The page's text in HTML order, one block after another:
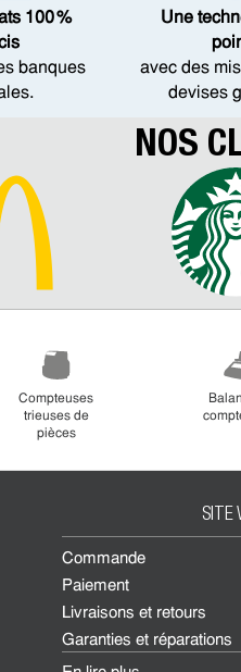
100 %
banques
Une
avec des
devises
NOS
Compteuses
trieuses de
pièces
SITE
Commande
Paiement
Livraisons et retours
Garanties et réparations